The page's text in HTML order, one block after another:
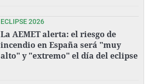
ECLIPSE 2026
La AEMET alerta: el riesgo de
incendio en España será "muy
alto" y "extremo" el día del eclipse